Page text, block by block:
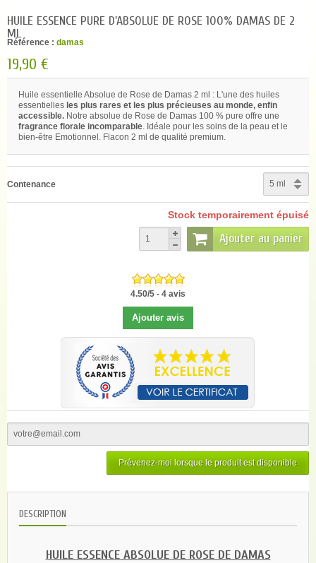
HUILE ESSENCE PURE D'ABSOLUE DE ROSE 100% DAMAS DE 2
ML
Référence : damas
19,90 €
Huile essentielle Absolue de Rose de Damas 2 ml : L'une des huiles
essentielles les plus rares et les plus précieuses au monde, enfin
accessible. Notre absolue de Rose de Damas 100 % pure offre une
fragrance florale incomparable. Idéale pour les soins de la peau et le
bien-être Emotionnel. Flacon 2 ml de qualité premium.
Contenance
Stock temporairement épuisé
Ajouter au panier
4.50/5 - 4 avis
Ajouter avis
Prévenez-moi lorsque le produit est disponible
DESCRIPTION
HUILE ESSENCE ABSOLUE DE ROSE DE DAMAS